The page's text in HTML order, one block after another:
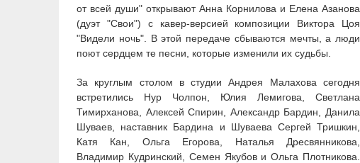
от всей души" открывают Анна Корнилова и Елена Азанова
(дуэт "Свои") с кавер-версией композиции Виктора Цоя
"Видели ночь". В этой передаче сбываются мечты, а люди
поют сердцем те песни, которые изменили их судьбы.
За круглым столом в студии Андрея Малахова сегодня
встретились Нур Чолпон, Юлия Лемигова, Светлана
Тимирханова, Алексей Спирин, Александр Бардин, Данила
Шуваев, наставник Бардина и Шуваева Сергей Тришкин,
Катя Кан, Ольга Егорова, Наталья Дресвянникова,
Владимир Кудринский, Семен Якубов и Ольга Плотникова.